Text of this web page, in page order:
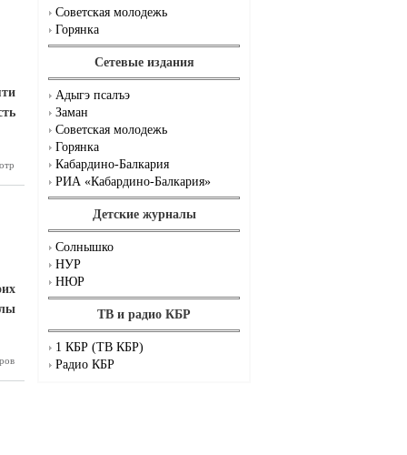
Советская молодежь
Горянка
Сетевые издания
Адыгэ псалъэ
Заман
Советская молодежь
Горянка
Кабардино-Балкария
РИА «Кабардино-Балкария»
Детские журналы
Солнышко
НУР
НЮР
ТВ и радио КБР
1 КБР (ТВ КБР)
Радио КБР